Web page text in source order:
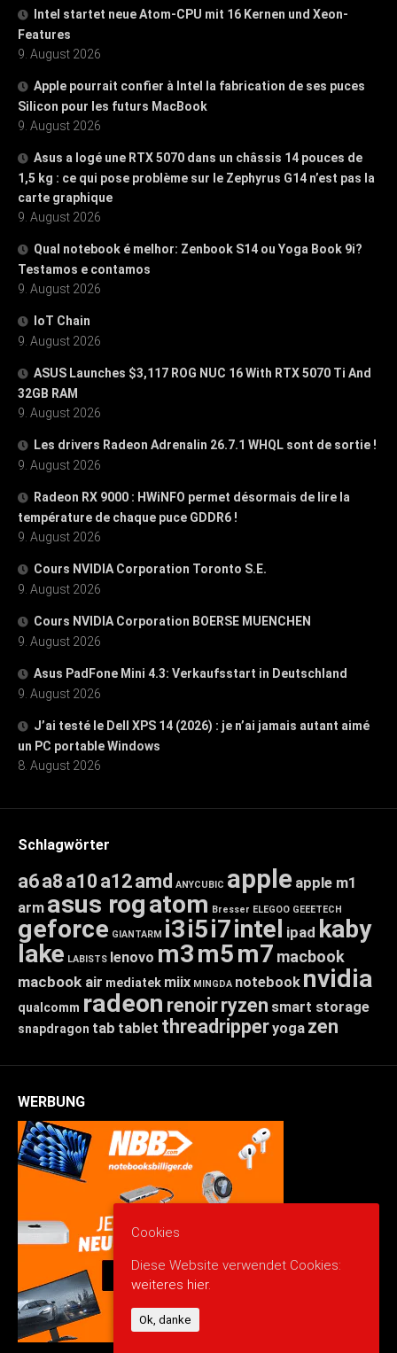
Intel startet neue Atom-CPU mit 16 Kernen und Xeon-
Features
9. August 2026
Apple pourrait confier à Intel la fabrication de ses puces
Silicon pour les futurs MacBook
9. August 2026
Asus a logé une RTX 5070 dans un châssis 14 pouces de
1,5 kg : ce qui pose problème sur le Zephyrus G14 n’est pas la
carte graphique
9. August 2026
Qual notebook é melhor: Zenbook S14 ou Yoga Book 9i?
Testamos e contamos
9. August 2026
IoT Chain
9. August 2026
ASUS Launches $3,117 ROG NUC 16 With RTX 5070 Ti And
32GB RAM
9. August 2026
Les drivers Radeon Adrenalin 26.7.1 WHQL sont de sortie !
9. August 2026
Radeon RX 9000 : HWiNFO permet désormais de lire la
température de chaque puce GDDR6 !
9. August 2026
Cours NVIDIA Corporation Toronto S.E.
9. August 2026
Cours NVIDIA Corporation BOERSE MUENCHEN
9. August 2026
Asus PadFone Mini 4.3: Verkaufsstart in Deutschland
9. August 2026
J’ai testé le Dell XPS 14 (2026) : je n’ai jamais autant aimé
un PC portable Windows
8. August 2026
Schlagwörter
a6a8 a10 a12amd ANYCUBIC apple apple m1
arm asus rogatom Bresser ELEGOO GEEETECH
geforce GIANTARM i3i5i7intel ipad kaby
lake LABISTS lenovo m3m5m7 macbook
macbook air mediatek miix MINGDA notebook nvidia
qualcomm radeon renoirryzen smart storage
snapdragon tab tablet threadripperyoga zen
WERBUNG
Cookies
Diese Website verwendet Cookies:
weiteres hier.
Ok, danke